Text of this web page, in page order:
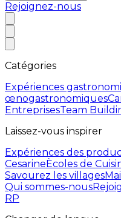
Rejoignez-nous
Catégories
Expériences
œnogastronomiques
EntreprisesTeam
Laissez-vous inspirer
Expériences des
CesarineÈcoles de
Savourez les villages
Qui sommes-nous
RP